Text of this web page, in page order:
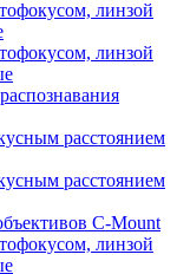
линзой
линзой
расстоянием
расстоянием
C-Mount
линзой